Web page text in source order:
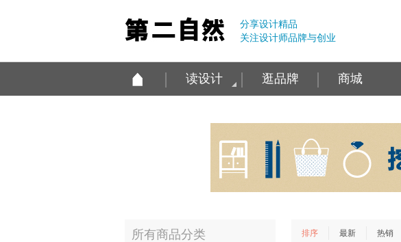
分享设计精品
关注设计师品牌与创业
读设计 逛品牌 商城
所有商品分类 排序 最新 热销